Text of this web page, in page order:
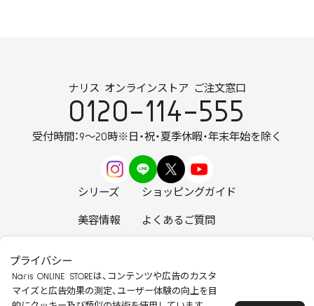
ナリス オンラインストア ご注文窓口
0120-114-555
受付時間：9～20時※日・祝・夏季休暇・年末年始を除く
シリーズ ショッピングガイド
美容情報 よくあるご質問
プライバシー
Naris ONLINE STOREは、コンテンツや広告のカスタ
マイズと広告効果の測定、ユーザー体験の向上を目